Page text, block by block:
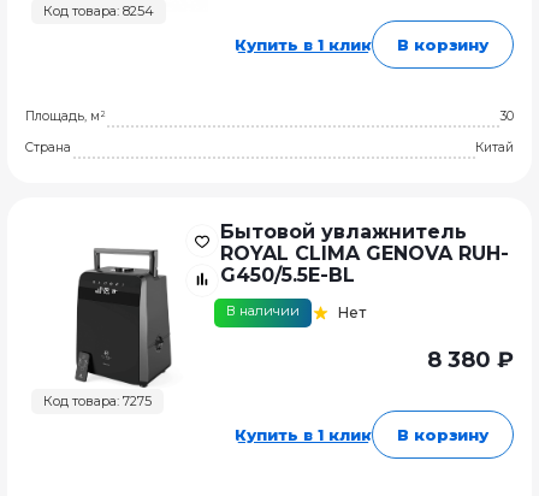
Код товара: 8254
Купить в 1 клик В корзину
Площадь, м²
30
Страна
Китай
Код товара: 7275
Бытовой увлажнитель
ROYAL CLIMA GENOVA RUH-
G450/5.5E-BL
В наличии Нет
8 380 ₽
Купить в 1 клик В корзину